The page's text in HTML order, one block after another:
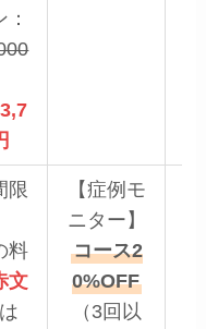
限
料
文
【症例モ
ニター】
コース2
0%OFF
（3回以